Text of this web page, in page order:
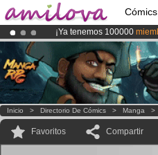
¡Ya tenemos 100000
¡El Kickstarter Amilova
¡Conviertete en Premium
Inicio > Directorio De Cómics > Manga >
Favoritos Compartir